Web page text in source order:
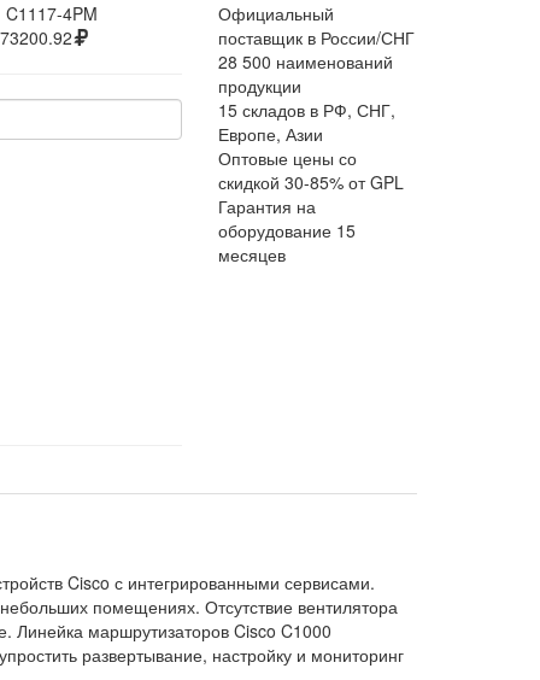
C1117-4PM
Официальный
поставщик в России/СНГ
28 500 наименований
продукции
15 складов в РФ, СНГ,
Европе, Азии
Оптовые цены со
скидкой 30-85% от GPL
Гарантия на
оборудование 15
месяцев
Cisco с интегрированными сервисами.
помещениях. Отсутствие вентилятора
Линейка маршрутизаторов Cisco C1000
развертывание, настройку и мониторинг